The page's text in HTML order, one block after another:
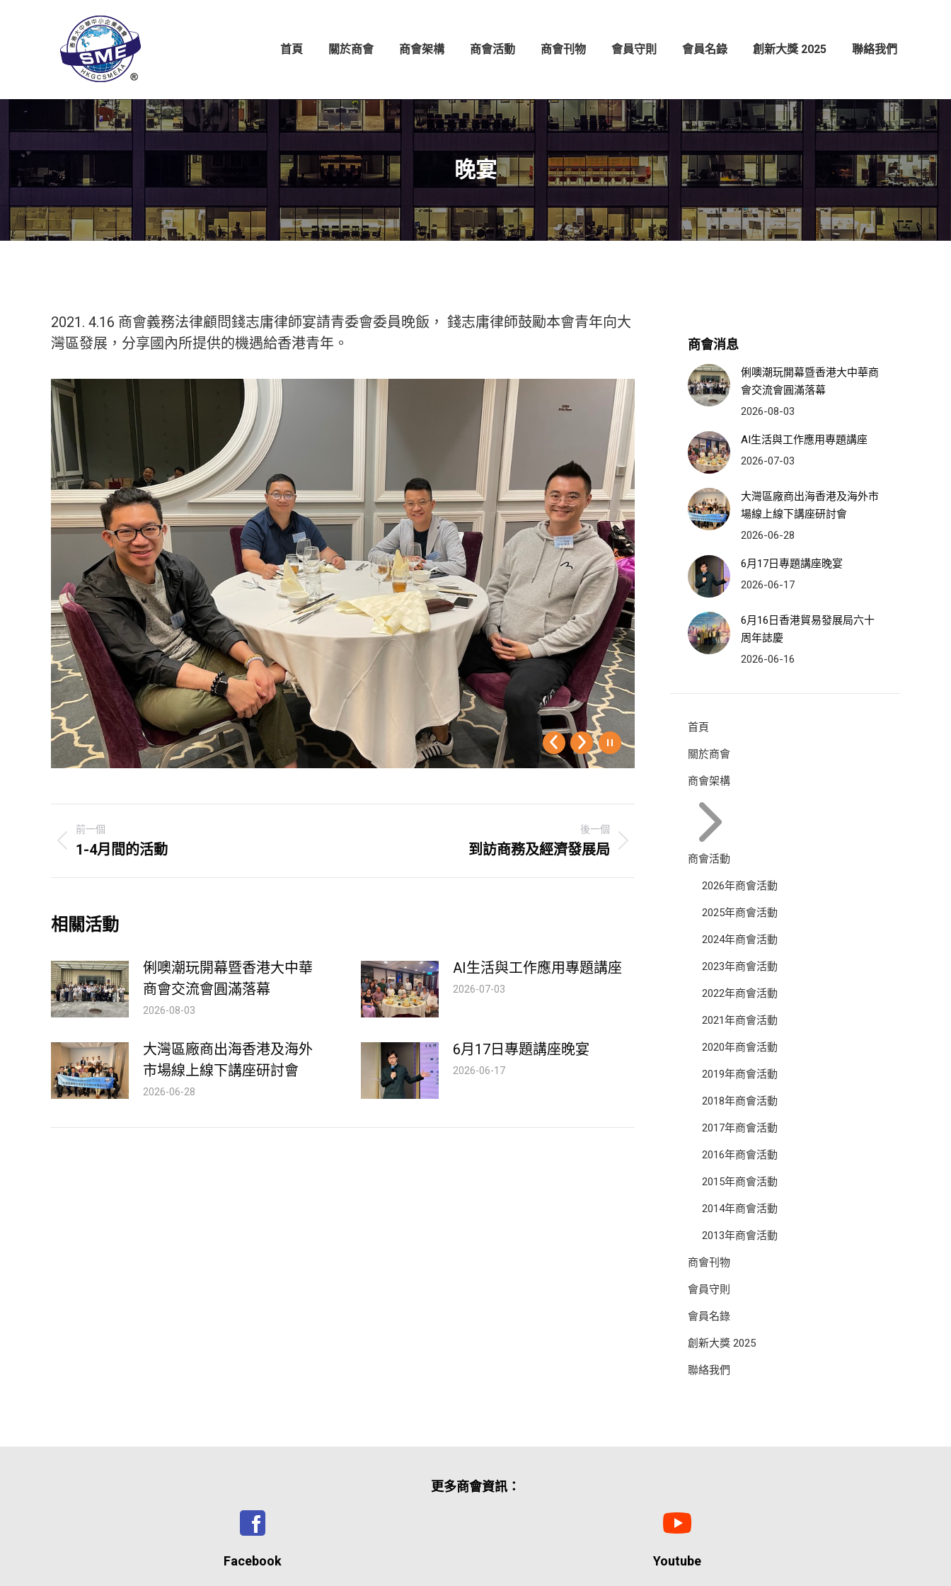
首頁 關於商會 商會架構 商會活動 商會刊物 會員守則 會員名錄 創新大獎 2025 聯絡我們
晚宴
2021. 4.16 商會義務法律顧問錢志庸律師宴請青委會委員晚飯， 錢志庸律師鼓勵本會青年向大
灣區發展，分享國內所提供的機遇給香港青年。
Post
navigation
前一個
Previous
1-4月間的活動
後一個
到訪商務及經濟發展局
相關活動
俐噢潮玩開幕暨香港大中華
商會交流會圓滿落幕
2026-08-03
AI生活與工作應用專題講座
2026-07-03
大灣區廠商出海香港及海外
市場線上線下講座研討會
2026-06-28
6月17日專題講座晚宴
2026-06-17
商會消息
俐噢潮玩開幕暨香港大中華商
會交流會圓滿落幕
2026-08-03
AI生活與工作應用專題講座
2026-07-03
大灣區廠商出海香港及海外市
場線上線下講座研討會
2026-06-28
6月17日專題講座晚宴
2026-06-17
6月16日香港貿易發展局六十
周年誌慶
2026-06-16
首頁
關於商會
商會架構
商會活動
2026年商會活動
2025年商會活動
2024年商會活動
2023年商會活動
2022年商會活動
2021年商會活動
2020年商會活動
2019年商會活動
2018年商會活動
2017年商會活動
2016年商會活動
2015年商會活動
2014年商會活動
2013年商會活動
商會刊物
會員守則
會員名錄
創新大獎 2025
聯絡我們
更多商會資訊：
Facebook Youtube